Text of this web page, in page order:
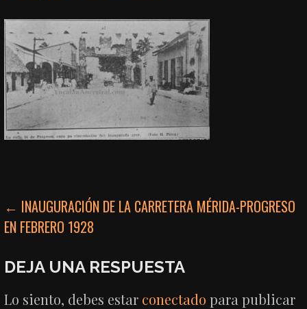
NAVEGACIÓN
DE
ENTRADAS
← INAUGURACIÓN DE LA CARRETERA MÉRIDA-PROGRESO
EN FEBRERO 1928
DEJA UNA RESPUESTA
Lo siento, debes estar conectado para publicar